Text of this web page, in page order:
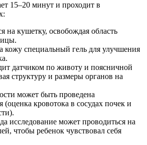
15–20 минут и проходит в
на кушетку, освобождая область
кожу специальный гель для улучшения
датчиком по животу и поясничной
структуру и размеры органов на
может быть проведена
(оценка кровотока в сосудах почек и
исследование может проводиться на
чтобы ребенок чувствовал себя